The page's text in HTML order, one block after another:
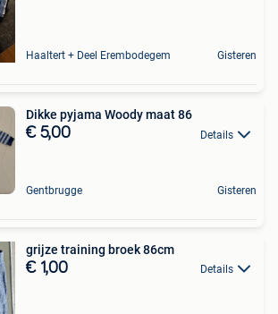
Haaltert + Deel Erembodegem Gisteren
Dikke pyjama Woody maat 86
€ 5,00 Details
Gentbrugge Gisteren
grijze training broek 86cm
€ 1,00 Details